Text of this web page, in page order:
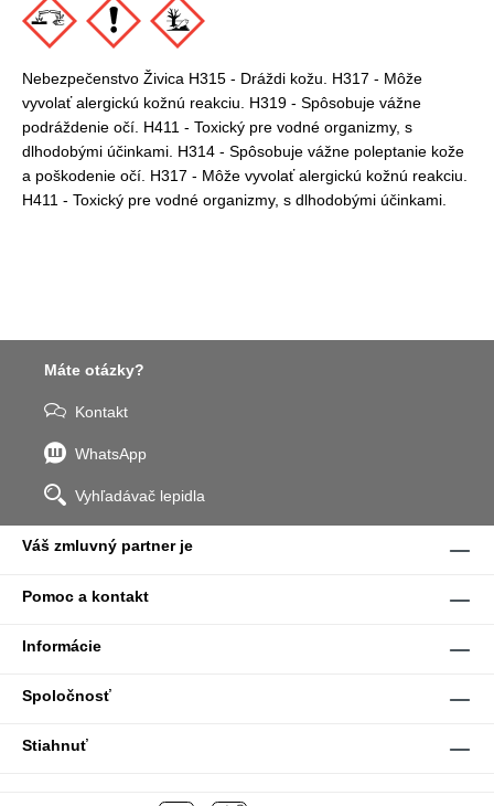
Nebezpečenstvo Živica H315 - Dráždi kožu. H317 - Môže
vyvolať alergickú kožnú reakciu. H319 - Spôsobuje vážne
podráždenie očí. H411 - Toxický pre vodné organizmy, s
dlhodobými účinkami. H314 - Spôsobuje vážne poleptanie kože
a poškodenie očí. H317 - Môže vyvolať alergickú kožnú reakciu.
H411 - Toxický pre vodné organizmy, s dlhodobými účinkami.
Máte otázky?
Kontakt
WhatsApp
Vyhľadávač lepidla
Váš zmluvný partner je
Pomoc a kontakt
Informácie
Spoločnosť
Stiahnuť